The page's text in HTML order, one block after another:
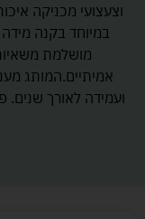
וצעצועי מכניקה
מושלמת
אמיתיים.המותג
ועמידה לאורך שנים.